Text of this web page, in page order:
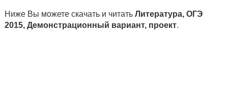
Ниже Вы можете скачать и читать Литература, ОГЭ
2015, Демонстрационный вариант, проект.